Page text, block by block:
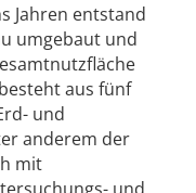
Jahren entstand
umgebaut und
aus fünf
und
anderem der
mit